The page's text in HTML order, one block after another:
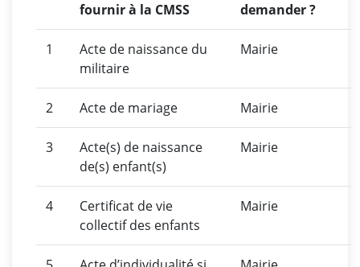
fournir à la CMSS
demander ?
1
Acte de naissance du
militaire
Mairie
2 Acte de mariage Mairie
3
Acte(s) de naissance
de(s) enfant(s)
Mairie
4
Certificat de vie
collectif des enfants
Mairie